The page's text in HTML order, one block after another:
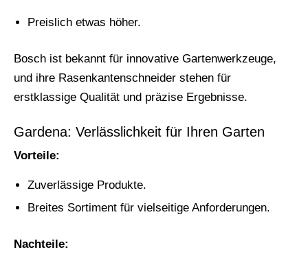
Preislich etwas höher.
Bosch ist bekannt für innovative Gartenwerkzeuge,
und ihre Rasenkantenschneider stehen für
erstklassige Qualität und präzise Ergebnisse.
Gardena: Verlässlichkeit für Ihren Garten
Vorteile:
Zuverlässige Produkte.
Breites Sortiment für vielseitige Anforderungen.
Nachteile: